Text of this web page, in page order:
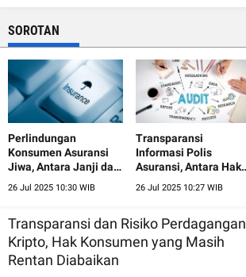
SOROTAN
Perlindungan
Konsumen Asuransi
Jiwa, Antara Janji dan
Realita
26 Jul 2025 10:30 WIB
Transparansi
Informasi Polis
Asuransi, Antara Hak
Konsumen dan
26 Jul 2025 10:27 WIB
Transparansi dan Risiko Perdagangan
Kripto, Hak Konsumen yang Masih
Rentan Diabaikan